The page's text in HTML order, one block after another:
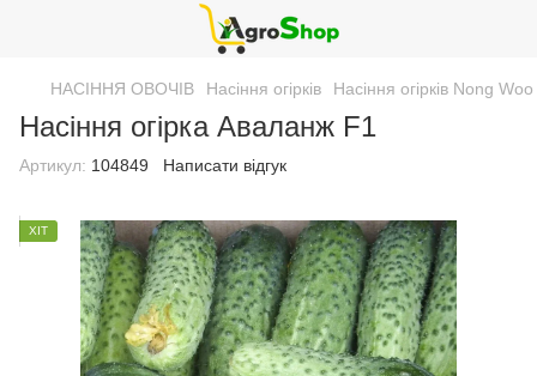
НАСІННЯ ОВОЧІВ Насіння огірків Насіння огірків Nong
Насіння огірка Аваланж F1
Артикул: 104849 Написати відгук
ХІТ